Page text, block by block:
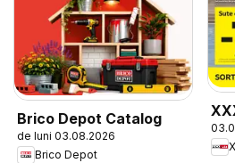
Brico Depot Catalog
de luni 03.08.2026
Brico Depot